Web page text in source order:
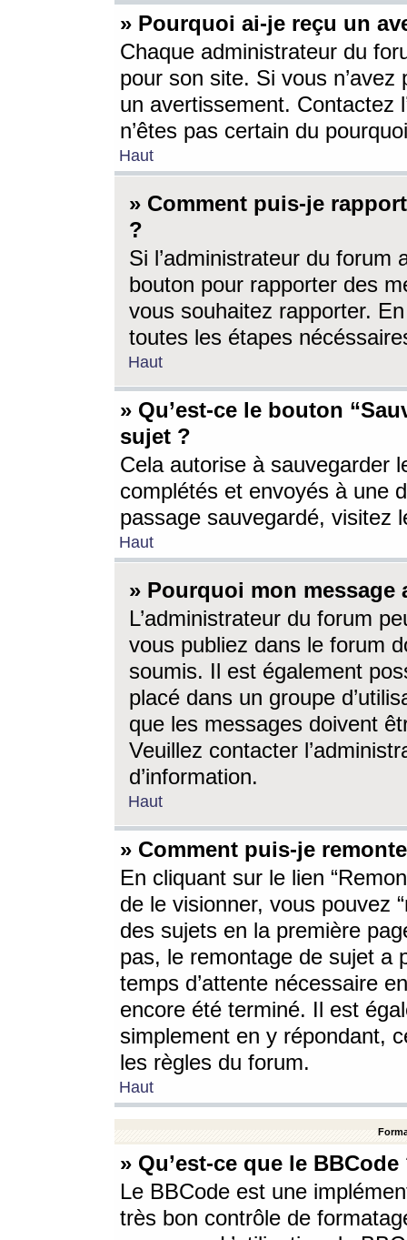
» Pourquoi ai-je reçu un
Chaque administrateur du
pour son site. Si vous
un avertissement. Contactez
n’êtes pas certain du
Haut
» Comment puis-je
?
Si l’administrateur du forum
bouton pour rapporter des
vous souhaitez rapporter.
toutes les étapes
Haut
» Qu’est-ce le bouton
sujet ?
Cela autorise à sauvegarder
complétés et envoyés à une
passage sauvegardé, visitez
Haut
» Pourquoi mon message
L’administrateur du forum
vous publiez dans le forum
soumis. Il est également
placé dans un groupe
que les messages doivent
Veuillez contacter
d’information.
Haut
» Comment puis-je
En cliquant sur le lien
de le visionner, vous pouvez
des sujets en la première
pas, le remontage de sujet a
temps d’attente nécessaire
encore été terminé. Il est
simplement en y répondant,
les règles du forum.
Haut
» Qu’est-ce que le BBCode
Le BBCode est une
très bon contrôle de